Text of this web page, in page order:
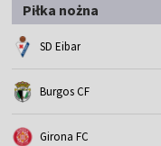
Piłka nożna
SD Eibar
Burgos CF
Girona FC